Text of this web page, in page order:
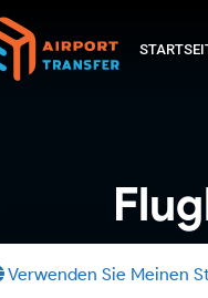
Verwenden Sie Meinen